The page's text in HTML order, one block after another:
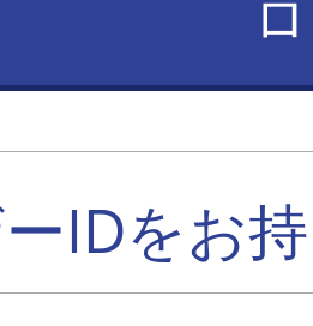
IDをお